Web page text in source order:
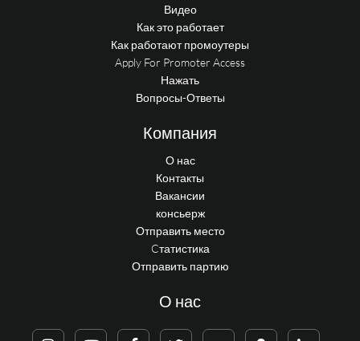
Видео
Как это работает
Как работают промоутеры
Apply For Promoter Access
Нажать
Вопросы-Ответы
Компания
О нас
Контакты
Вакансии
консьерж
Отправить место
Cтатистика
Отправить партию
О нас